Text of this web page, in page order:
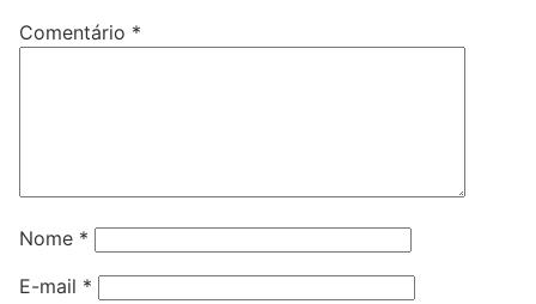
Comentário *
Nome *
E-mail *